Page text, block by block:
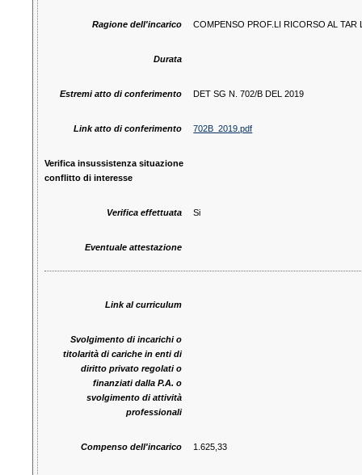
Ragione dell'incarico COMPENSO PROF.LI RICORSO AL TAR
Durata
Estremi atto di conferimento DET SG N. 702/B DEL 2019
Link atto di conferimento 702B_2019.pdf
Verifica insussistenza situazione
conflitto di interesse
Verifica effettuata Si
Eventuale attestazione
Link al curriculum
Svolgimento di incarichi o
titolarità di cariche in enti di
diritto privato regolati o
finanziati dalla P.A. o
svolgimento di attività
professionali
Compenso dell'incarico 1.625,33